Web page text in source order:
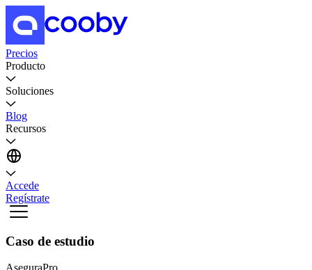
Precios
Producto
Soluciones
Blog
Recursos
Accede
Regístrate
Caso de estudio